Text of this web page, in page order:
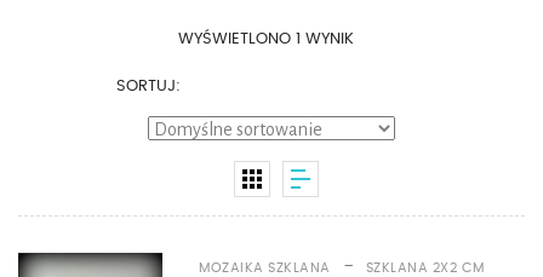
WYŚWIETLONO 1 WYNIK
SORTUJ:
MOZAIKA SZKLANA - SZKLANA 2X2 CM